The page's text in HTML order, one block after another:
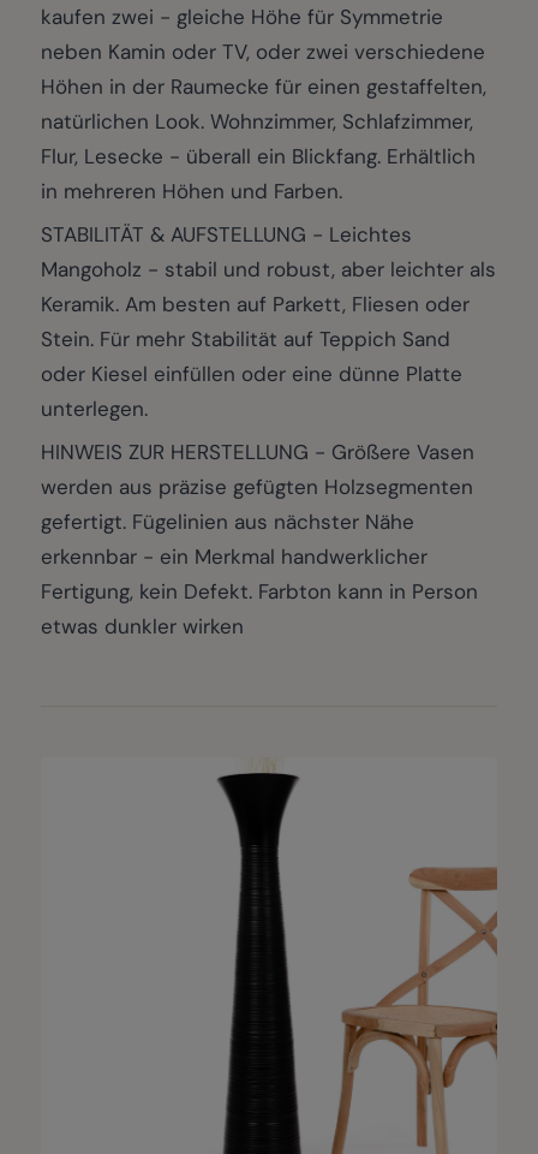
kaufen zwei - gleiche Höhe für Symmetrie
neben Kamin oder TV, oder zwei verschiedene
Höhen in der Raumecke für einen gestaffelten,
natürlichen Look. Wohnzimmer, Schlafzimmer,
Flur, Lesecke - überall ein Blickfang. Erhältlich
in mehreren Höhen und Farben.
STABILITÄT & AUFSTELLUNG - Leichtes
Mangoholz - stabil und robust, aber leichter als
Keramik. Am besten auf Parkett, Fliesen oder
Stein. Für mehr Stabilität auf Teppich Sand
oder Kiesel einfüllen oder eine dünne Platte
unterlegen.
HINWEIS ZUR HERSTELLUNG - Größere Vasen
werden aus präzise gefügten Holzsegmenten
gefertigt. Fügelinien aus nächster Nähe
erkennbar - ein Merkmal handwerklicher
Fertigung, kein Defekt. Farbton kann in Person
etwas dunkler wirken